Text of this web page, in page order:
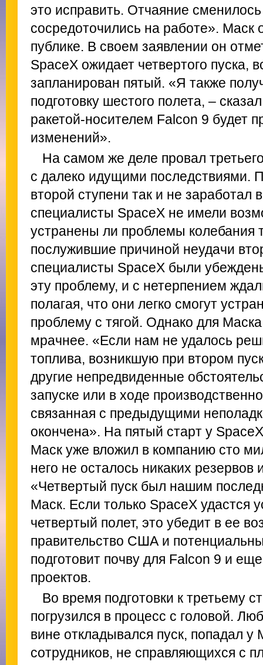
это исправить. Отчаяние
сосредоточились на работе». Маск
публике. В своем заявлении он
SpaceX ожидает четвертого пуска,
запланирован пятый. «Я также
подготовку шестого полета, –
ракетой-носителем Falcon 9 будет
изменений».
На самом же деле провал
с далеко идущими последствиями.
второй ступени так и не
специалисты SpaceX не имели
устранены ли проблемы колебания
послужившие причиной неудачи
специалисты SpaceX были
эту проблему, и с нетерпением
полагая, что они легко смогут
проблему с тягой. Однако для
мрачнее. «Если нам не удалось
топлива, возникшую при втором
другие непредвиденные
запуске или в ходе
связанная с предыдущими
окончена». На пятый старт у
Маск уже вложил в компанию сто
него не осталось никаких резервов
«Четвертый пуск был нашим
Маск. Если только SpaceX удастся
четвертый полет, это убедит в ее
правительство США и
подготовит почву для Falcon 9 и
проектов.
Во время подготовки к третьему
погрузился в процесс с головой.
вине откладывался пуск, попадал у
сотрудников, не справляющихся с